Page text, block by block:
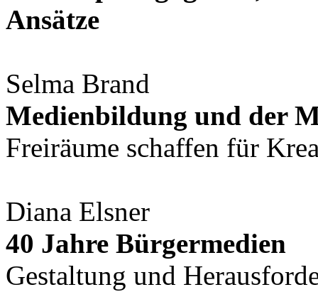
Ansätze
Selma Brand
Medienbildung und der
Freiräume schaffen für
Diana Elsner
40 Jahre Bürgermedien
Gestaltung und